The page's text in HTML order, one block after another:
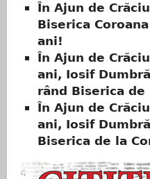
În Ajun de
Biserica
ani!
În Ajun de
ani, Iosif
rând Biserica de
În Ajun de
ani, Iosif
Biserica de la